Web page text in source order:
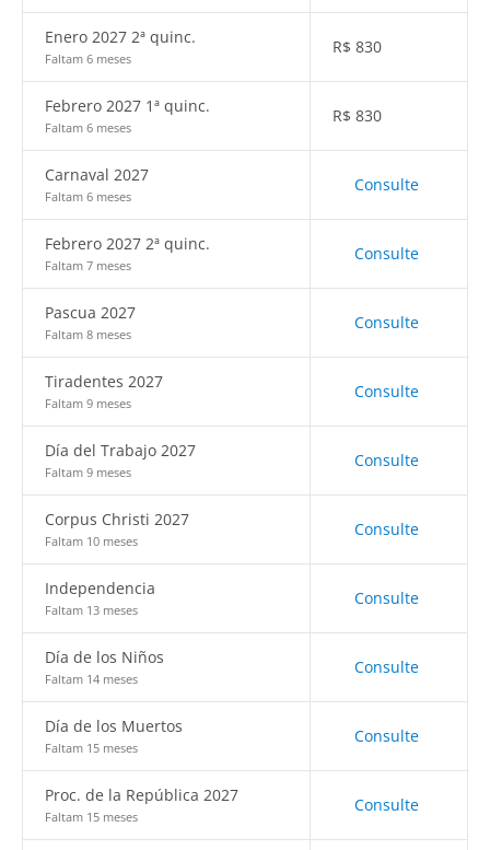
Enero 2027 2ª quinc.
Faltam 6 meses
R$ 830
Febrero 2027 1ª quinc.
Faltam 6 meses
R$ 830
Carnaval 2027
Faltam 6 meses
Consulte
Febrero 2027 2ª quinc.
Faltam 7 meses
Consulte
Pascua 2027
Faltam 8 meses
Consulte
Tiradentes 2027
Faltam 9 meses
Consulte
Día del Trabajo 2027
Faltam 9 meses
Consulte
Corpus Christi 2027
Faltam 10 meses
Consulte
Independencia
Faltam 13 meses
Consulte
Día de los Niños
Faltam 14 meses
Consulte
Día de los Muertos
Faltam 15 meses
Consulte
Proc. de la República 2027
Faltam 15 meses
Consulte